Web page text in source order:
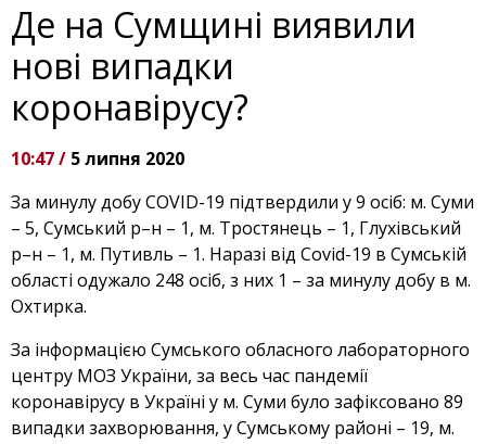
Де на Сумщині виявили
нові випадки
коронавірусу?
10:47 / 5 липня 2020
За минулу добу COVID-19 підтвердили у 9 осіб: м. Суми
– 5, Сумський р–н – 1, м. Тростянець – 1, Глухівський
р–н – 1, м. Путивль – 1. Наразі від Covid-19 в Сумській
області одужало 248 осіб, з них 1 – за минулу добу в м.
Охтирка.
За інформацією Сумського обласного лабораторного
центру МОЗ України, за весь час пандемії
коронавірусу в Україні у м. Суми було зафіксовано 89
випадки захворювання, у Сумському районі – 19, м.